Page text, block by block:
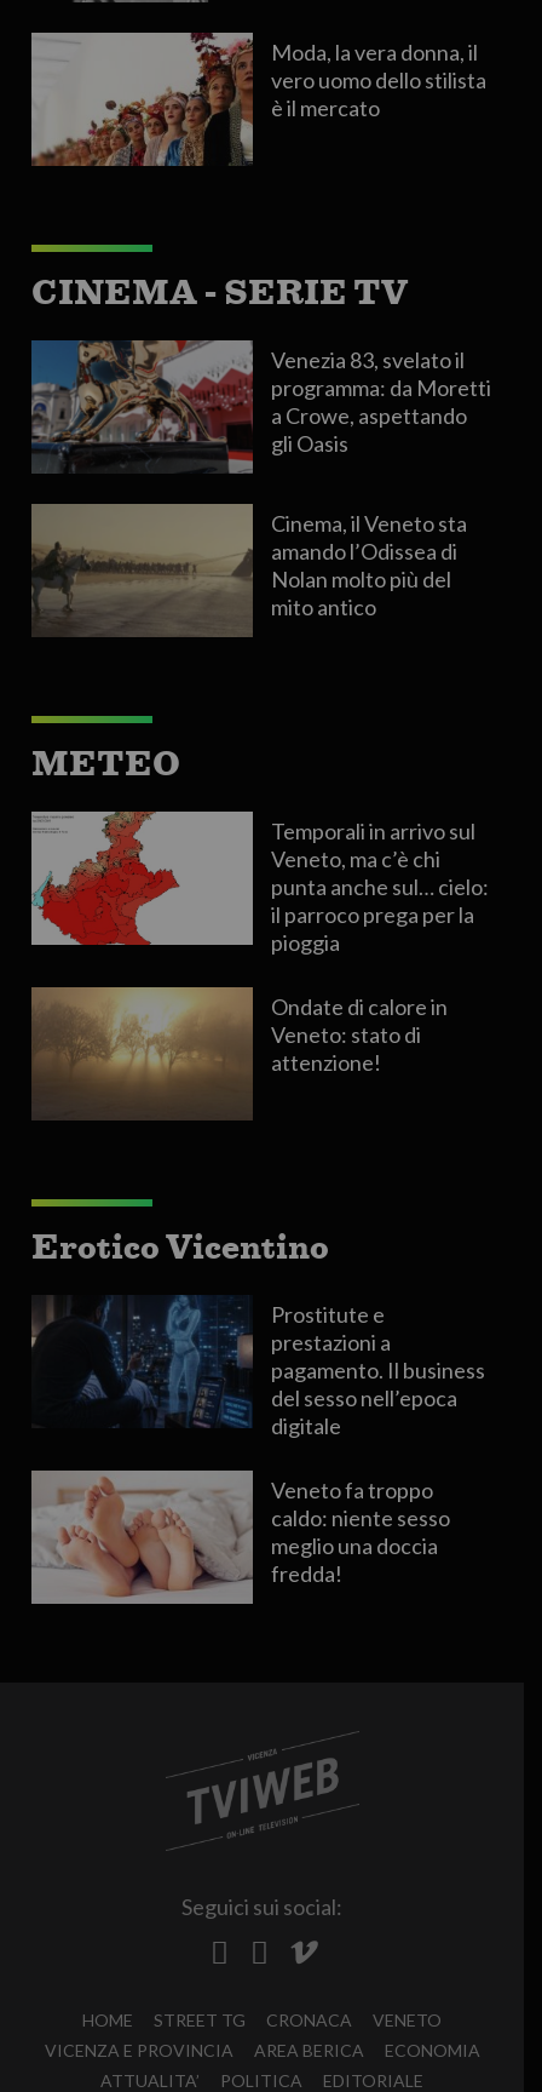
Moda, la vera donna, il
vero uomo dello stilista
è il mercato
CINEMA - SERIE TV
Venezia 83, svelato il
programma: da Moretti
a Crowe, aspettando
gli Oasis
Cinema, il Veneto sta
amando l’Odissea di
Nolan molto più del
mito antico
METEO
Temporali in arrivo sul
Veneto, ma c’è chi
punta anche sul… cielo:
il parroco prega per la
pioggia
Ondate di calore in
Veneto: stato di
attenzione!
Erotico Vicentino
Prostitute e
prestazioni a
pagamento. Il business
del sesso nell’epoca
digitale
Veneto fa troppo
caldo: niente sesso
meglio una doccia
fredda!
Seguici sui social:
HOME STREET TG CRONACA
VENETO
VICENZA E PROVINCIA
AREA BERICA
ECONOMIA
ATTUALITA’
POLITICA EDITORIALE